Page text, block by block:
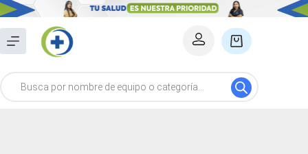
Saltar
al
contenido
Carro
compra